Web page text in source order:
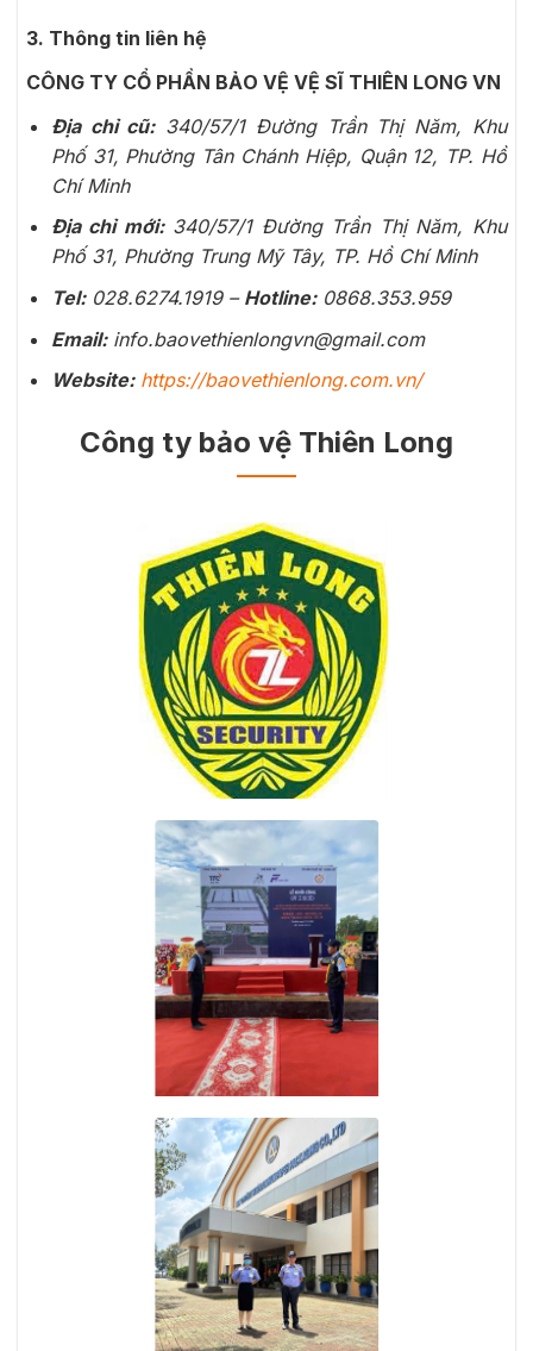
3. Thông tin liên hệ
CÔNG TY CỔ PHẦN BẢO VỆ VỆ SĨ THIÊN LONG VN
Địa chỉ cũ:340/57/1 Đường Trần Thị Năm, Khu
Phố 31, Phường Tân Chánh Hiệp, Quận 12, TP. Hồ
Chí Minh
Địa chỉ mới:340/57/1 Đường Trần Thị Năm, Khu
Phố 31, Phường Trung Mỹ Tây, TP. Hồ Chí Minh
Tel:028.6274.1919 – Hotline:0868.353.959
Email:info.baovethienlongvn@gmail.com
Website: https://baovethienlong.com.vn/
Công ty bảo vệ Thiên Long